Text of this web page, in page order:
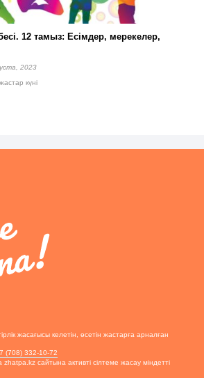
12 тамыз: Есімдер, мерекелер,
2023
күні
жасағысы келетін, өсетін жастарға арналған
(708) 332-10-72
сайтына активті сілтеме жасау міндетті